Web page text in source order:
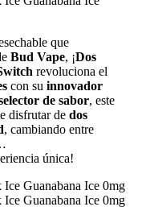
que
Bud Vape, ¡Dos
revoluciona el
con su innovador
de sabor, este
disfrutar de dos
, cambiando entre
única!